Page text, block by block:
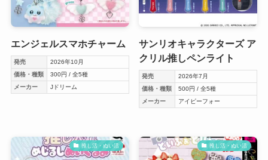
エンジェルスマホチャーム
発売
2026年10月
価格・種類
300円 / 全5種
メーカー
Jドリーム
サンリオキャラクターズ ア
クリル推しペンライト
発売
2026年7月
価格・種類
500円 / 全5種
メーカー
アイピーフォー
推し活・ぬい活 推し活・ぬい活